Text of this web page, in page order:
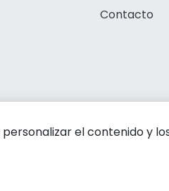
Contacto
el contenido y